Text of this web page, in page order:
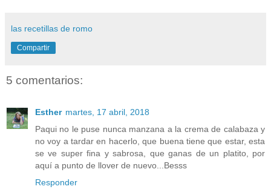
las recetillas de romo
Compartir
5 comentarios:
Esther martes, 17 abril, 2018
Paqui no le puse nunca manzana a la crema de calabaza y
no voy a tardar en hacerlo, que buena tiene que estar, esta
se ve super fina y sabrosa, que ganas de un platito, por
aquí a punto de llover de nuevo...Besss
Responder